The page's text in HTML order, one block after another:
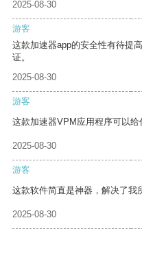
2025-08-30
游客
这款加速器app的安全性有待提
证。
2025-08-30
游客
这款加速器VPM应用程序可以给
2025-08-30
游客
这款软件简直是神器，解决了我
2025-08-30